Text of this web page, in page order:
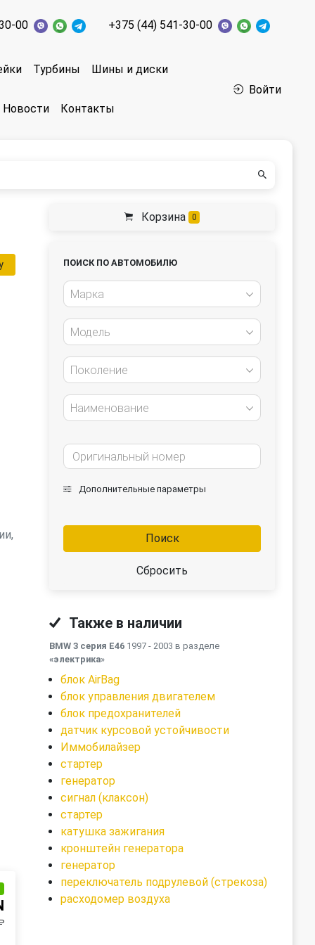
00 +375 (44) 541-30-00
Турбины Шины и диски
Новости Контакты
Войти
Корзина 0
ПОИСК ПО АВТОМОБИЛЮ
Марка
Модель
Поколение
Наименование
Дополнительные параметры
Поиск
Сбросить
Также в наличии
BMW 3 серия E46 1997 - 2003 в разделе
«электрика»
блок AirBag
блок управления двигателем
блок предохранителей
датчик курсовой устойчивости
Иммобилайзер
стартер
генератор
сигнал (клаксон)
стартер
катушка зажигания
кронштейн генератора
генератор
переключатель подрулевой (стрекоза)
расходомер воздуха